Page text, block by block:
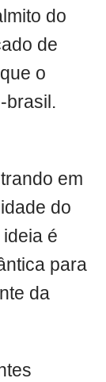
do
de
o
brasil.
em
do
é
para
da